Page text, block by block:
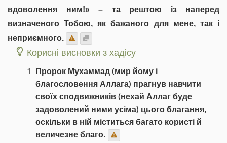
вдоволення ним!» – та рештою із наперед
визначеного Тобою, як бажаного для мене, так і
неприємного.
Корисні висновки з хадісу
Пророк Мухаммад (мир йому і
благословення Аллага) прагнув навчити
своїх сподвижників (нехай Аллаг буде
задоволений ними усіма) цього благання,
оскільки в ній міститься багато користі й
величезне благо.